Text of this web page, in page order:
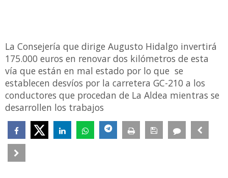
La Consejería que dirige Augusto Hidalgo invertirá
175.000 euros en renovar dos kilómetros de esta
vía que están en mal estado por lo que se
establecen desvíos por la carretera GC-210 a los
conductores que procedan de La Aldea mientras se
desarrollen los trabajos